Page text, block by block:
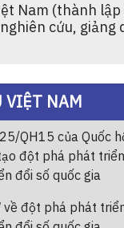
Nam (thành
cứu, giảng
VIỆT NAM
QH15 của Quốc
đột phá phát
đổi số quốc gia
đột phá phát